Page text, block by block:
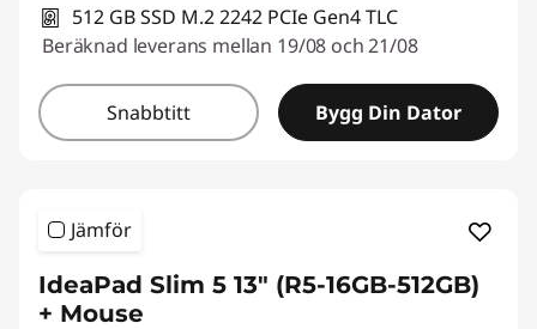
512 GB SSD M.2 2242 PCIe Gen4 TLC
Beräknad leverans mellan 19/08 och 21/08
Snabbtitt Bygg Din Dator
Jämför
IdeaPad Slim 5 13" (R5-16GB-512GB)
+ Mouse